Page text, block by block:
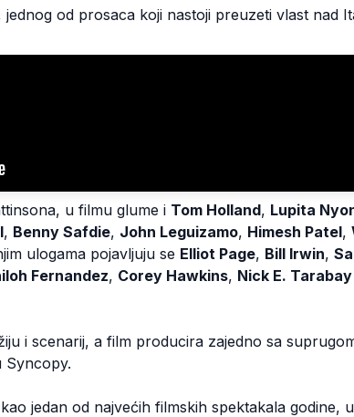
jednog od prosaca koji nastoji preuzeti vlast nad
u filmu glume i Tom Holland, Lupita
, Benny Safdie, John Leguizamo, Himesh Patel,
ulogama pojavljuju se Elliot Page, Bill Irwin,
Fernandez, Corey Hawkins, Nick E. Tarabay
i scenarij, a film producira zajedno sa
Syncopy.
jedan od najvećih filmskih spektakala godine,